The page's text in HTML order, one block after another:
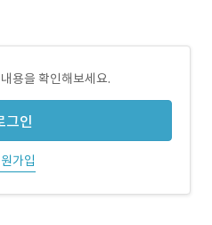
용을 확인해보세요.
그인
가입